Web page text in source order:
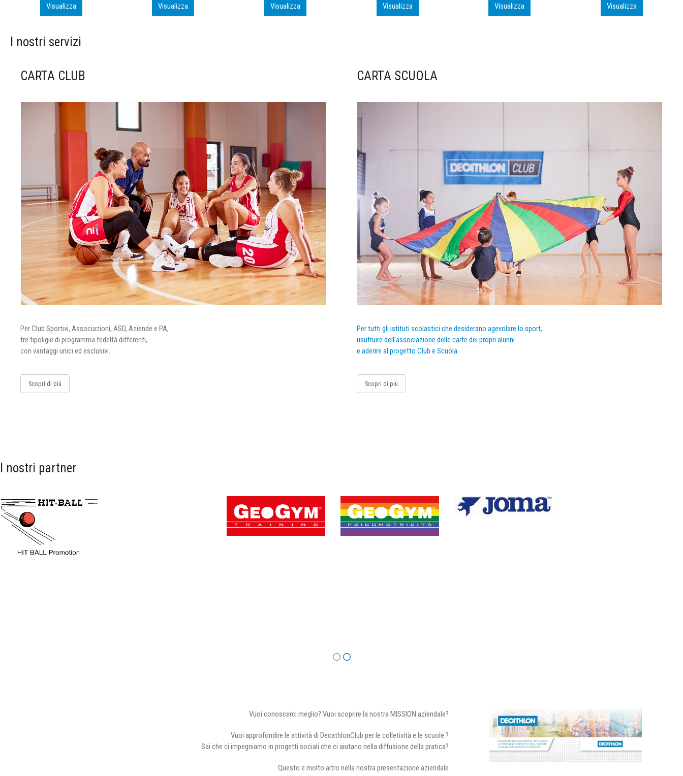
Visualizza Visualizza Visualizza Visualizza Visualizza Visualizza
I nostri servizi
CARTA CLUB
Per Club Sportivi, Associazioni, ASD, Aziende e PA,
tre tipoligie di programma fedeltà differenti,
con vantaggi unici ed esclusivi.
Scopri di più
CARTA SCUOLA
Per tutti gli istituti scolastici che desiderano agevolare lo sport,
usufruire dell’associazione delle carte dei propri alunni
e aderire al progetto Club e Scuola
Scopri di più
I nostri partner
Vuoi conoscerci meglio? Vuoi scoprire la nostra MISSION aziendale?
Vuoi approfondire le attività di DecathlonClub per le colletività e le scuole ?
Sai che ci impegniamo in progetti sociali che ci aiutano nella diffusione della pratica?
Questo e molto altro nella nostra presentazione aziendale